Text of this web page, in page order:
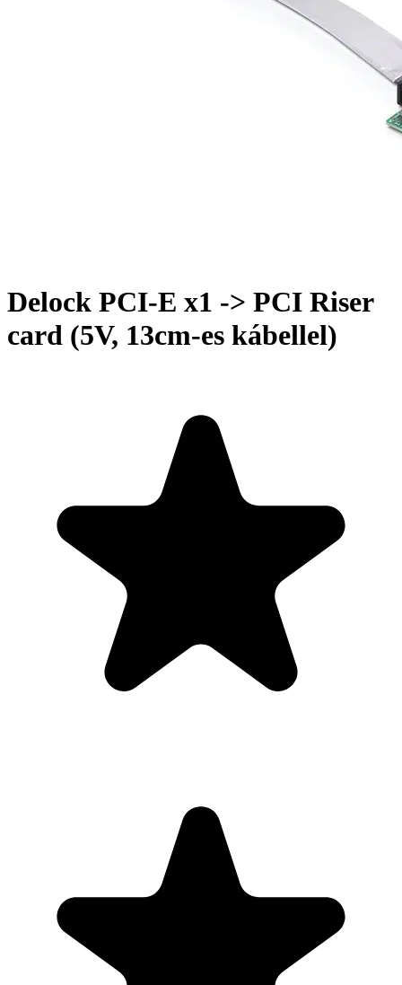
Delock PCI-E x1 -> PCI Riser
card (5V, 13cm-es kábellel)